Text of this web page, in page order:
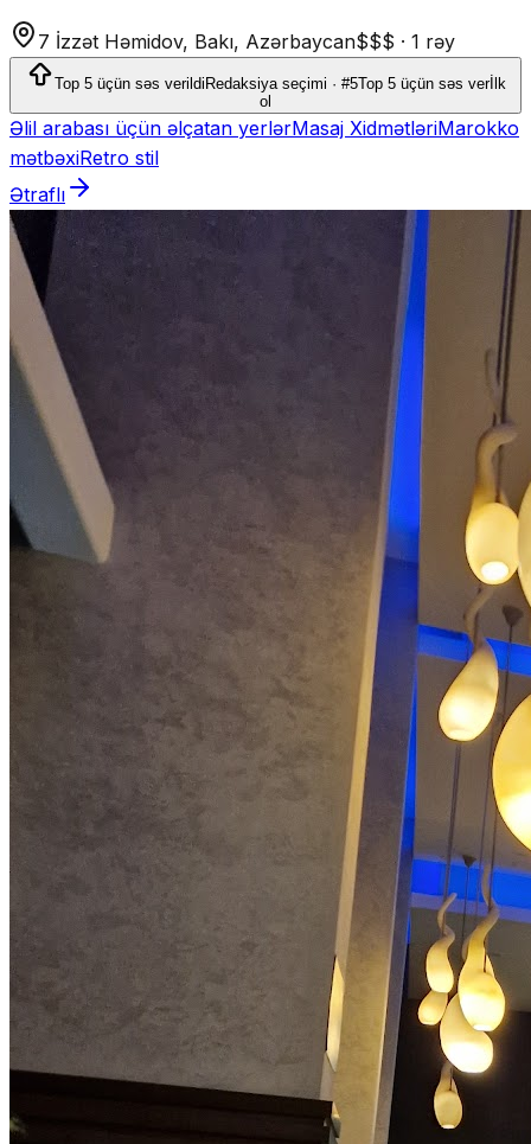
7 İzzət Həmidov, Bakı, Azərbaycan$$$ · 1 rəy
Top 5 üçün səs verildi Redaksiya seçimi · #5Top 5 üçün səs verİlk
ol
Əlil arabası üçün əlçatan yerlərMasaj XidmətləriMarokko
mətbəxiRetro stil
Ətraflı